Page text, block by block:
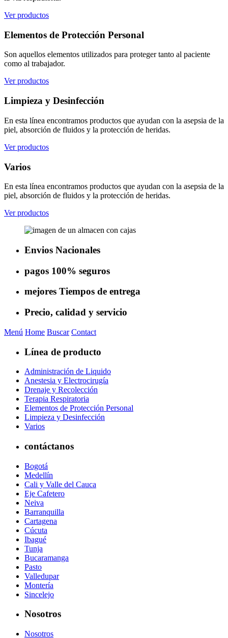
Ver productos
Elementos de Protección Personal
Son aquellos elementos utilizados para proteger tanto al paciente
como al trabajador.
Ver productos
Limpieza y Desinfección
En esta línea encontramos productos que ayudan con la asepsia de la
piel, absorción de fluidos y la protección de heridas.
Ver productos
Varios
En esta línea encontramos productos que ayudan con la asepsia de la
piel, absorción de fluidos y la protección de heridas.
Ver productos
Envios Nacionales
pagos 100% seguros
mejores Tiempos de entrega
Precio, calidad y servicio
Menú Home Buscar Contact
Línea de producto
Administración de Liquido
Anestesia y Electrocirugía
Drenaje y Recolección
Terapia Respiratoria
Elementos de Protección Personal
Limpieza y Desinfección
Varios
contáctanos
Bogotá
Medellín
Cali y Valle del Cauca
Eje Cafetero
Neiva
Barranquilla
Cartagena
Cúcuta
Ibagué
Tunja
Bucaramanga
Pasto
Valledupar
Montería
Sincelejo
Nosotros
Nosotros